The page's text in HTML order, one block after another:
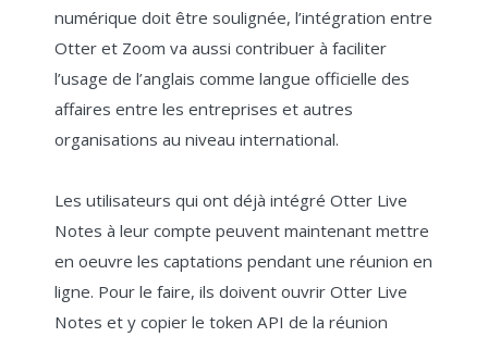
numérique doit être soulignée, l’intégration entre
Otter et Zoom va aussi contribuer à faciliter
l’usage de l’anglais comme langue officielle des
affaires entre les entreprises et autres
organisations au niveau international.
Les utilisateurs qui ont déjà intégré Otter Live
Notes à leur compte peuvent maintenant mettre
en oeuvre les captations pendant une réunion en
ligne. Pour le faire, ils doivent ouvrir Otter Live
Notes et y copier le token API de la réunion